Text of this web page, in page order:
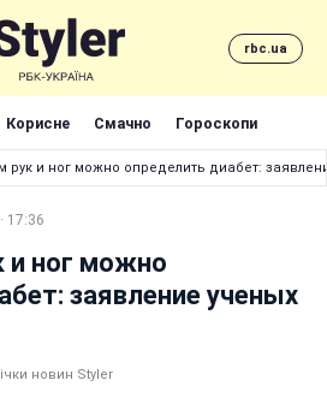
rbc.ua
Корисне Смачно Гороскопи
рук и ног можно определить диабет:
17:36
и ног можно
заявление ученых
новин Styler